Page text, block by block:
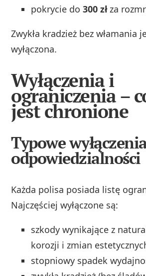
pokrycie do300 złza
Zwykła kradzież bez włamania
wyłączona.
Wyłączenia i
ograniczenia –
jest chronione
Typowe
odpowiedzialności
Każda polisa posiada listę
Najczęściej wyłączone są:
szkody wynikające z
korozji i zmian
stopniowy spadek